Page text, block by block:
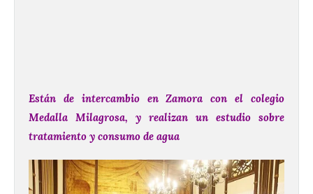
Están de intercambio en Zamora con el colegio
Medalla Milagrosa, y realizan un estudio sobre
tratamiento y consumo de agua